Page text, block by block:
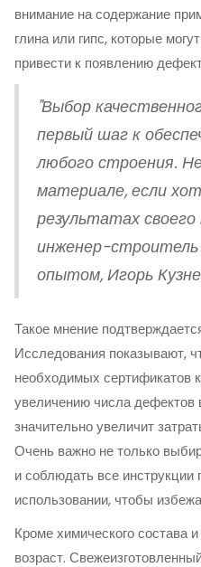
внимание на содержание
глина или гипс, которые
привести к появлению
"Выбор
первый шаг к
любого строения.
материале, если
результатах
инженер-
опытом, Игорь
Такое мнение
Исследования показывают,
необходимых сертификатов
увеличению числа дефектов
значительно увеличит
Очень важно не только
и соблюдать все инструкции
использовании, чтобы
Кроме химического состава и
возраст.